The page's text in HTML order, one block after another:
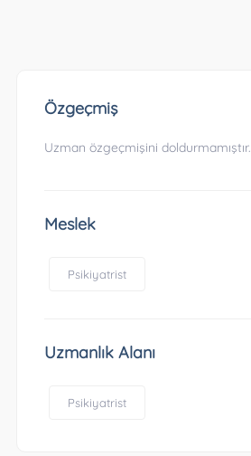
Özgeçmiş
Uzman özgeçmişini doldurmamıştır.
Meslek
Psikiyatrist
Uzmanlık Alanı
Psikiyatrist